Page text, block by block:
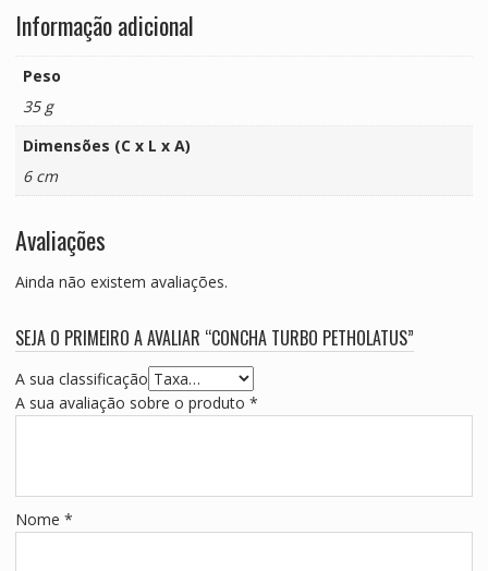
Informação adicional
Peso
35 g
Dimensões (C x L x A)
6 cm
Avaliações
Ainda não existem avaliações.
SEJA O PRIMEIRO A AVALIAR “CONCHA TURBO PETHOLATUS”
A sua classificação
A sua avaliação sobre o produto *
Nome *